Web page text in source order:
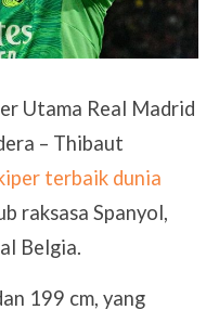
Utama Real Madrid
– Thibaut
terbaik dunia
raksasa Spanyol,
Belgia.
199 cm, yang